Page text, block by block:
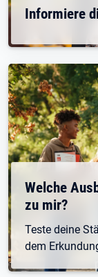
Informiere
Welche
zu mir?
Teste deine
dem